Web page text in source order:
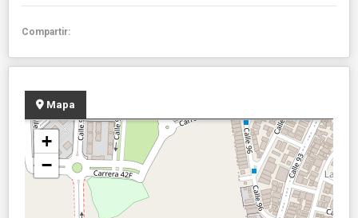
Compartir:
Mapa
+
−